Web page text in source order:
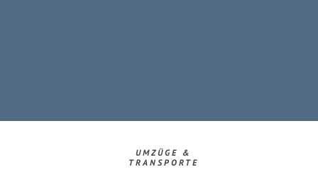
UMZÜGE &
TRANSPORTE